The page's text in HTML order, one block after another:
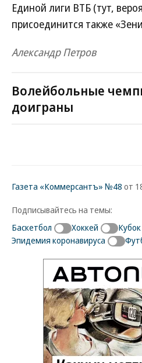
Единой лиги ВТБ (тут,
присоединится также
Александр Петров
Волейбольные
доиграны
Газета «Коммерсантъ» №48 от
Подписывайтесь на темы:
Баскетбол
Хоккей
Эпидемия коронавируса